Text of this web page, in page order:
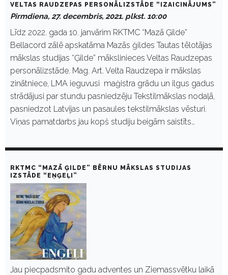
VELTAS RAUDZEPAS PERSONĀLIZSTĀDE “IZAICINĀJUMS”
Pirmdiena, 27. decembris, 2021. plkst. 10:00
Līdz 2022. gada 10. janvārim RKTMC “Mazā Ģilde”
Bellacord zālē apskatāma Mazās ģildes Tautas tēlotājas
mākslas studijas “Ģilde” mākslinieces Veltas Raudzepas
personālizstāde. Mag. Art. Velta Raudzepa ir mākslas
zinātniece, LMA ieguvusi maģistra grādu un ilgus gadus
strādājusi par stundu pasniedzēju Tekstilmākslas nodaļā,
pasniedzot Latvijas un pasaules tekstilmākslas vēsturi.
Viņas pamatdarbs jau kopš studiju beigām saistīts…
RKTMC “MAZĀ ĢILDE” BĒRNU MĀKSLAS STUDIJAS
IZSTĀDE “EŅĢEĻI”
Jau piecpadsmito gadu adventes un Ziemassvētku laikā